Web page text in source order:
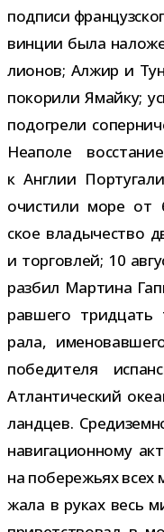
под­писи
вин­ции была
ли­о­нов; Алжир и
поко­рили Ямайку;
подо­грели
Неаполе
к Англии
очи­стили море от
ское вла­ды­че­ство
и тор­гов­лей; 10
раз­бил Мартина
рав­шего
рала,
побе­ди­теля
Атлантический
ланд­цев.
нави­га­ци­он­ному
на побе­ре­жьях всех
жала в руках весь